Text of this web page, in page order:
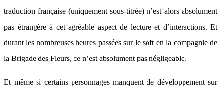
traduction française (uniquement sous-titrée) n’est alors absolument
pas étrangère à cet agréable aspect de lecture et d’interactions. Et
durant les nombreuses heures passées sur le soft en la compagnie de
la Brigade des Fleurs, ce n’est absolument pas négligeable.
Et même si certains personnages manquent de développement sur